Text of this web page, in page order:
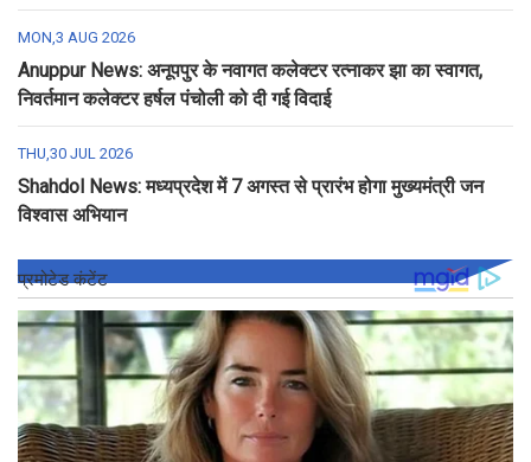
MON,3 AUG 2026
Anuppur News: अनूपपुर के नवागत कलेक्टर रत्नाकर झा का स्वागत,
निवर्तमान कलेक्टर हर्षल पंचोली को दी गई विदाई
THU,30 JUL 2026
Shahdol News: मध्यप्रदेश में 7 अगस्त से प्रारंभ होगा मुख्यमंत्री जन
विश्वास अभियान